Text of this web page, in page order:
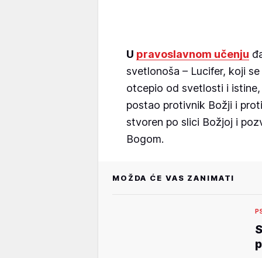
U pravoslavnom učenju
svetlonoša – Lucifer, koji
otcepio od svetlosti i
postao protivnik Božji i
stvoren po slici Božjoj i
Bogom.
MOŽDA ĆE VAS ZANIMATI